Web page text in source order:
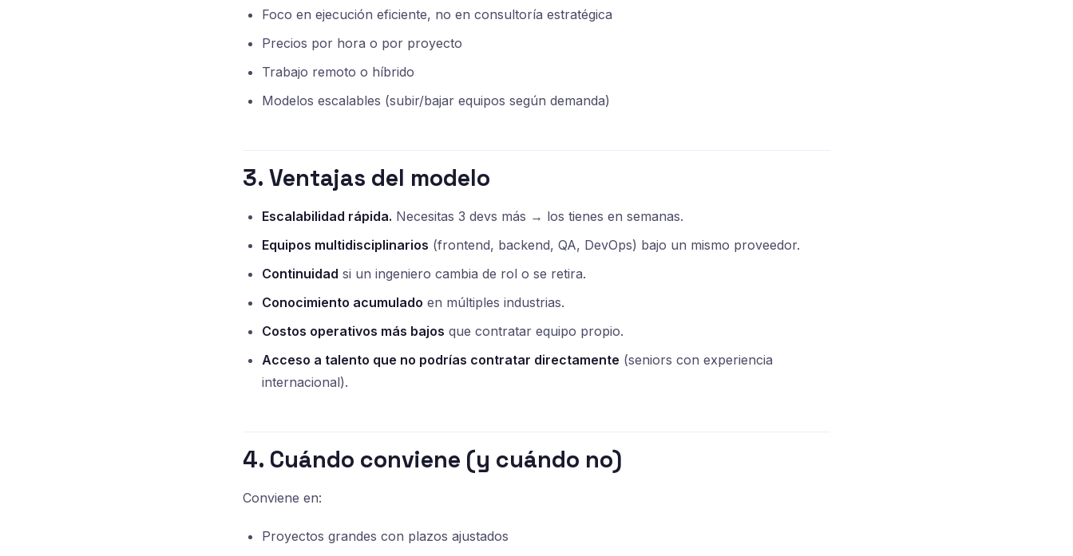
Foco en ejecución eficiente, no en consultoría estratégica
Precios por hora o por proyecto
Trabajo remoto o híbrido
Modelos escalables (subir/bajar equipos según demanda)
3. Ventajas del modelo
Escalabilidad rápida. Necesitas 3 devs más → los tienes en semanas.
Equipos multidisciplinarios (frontend, backend, QA, DevOps) bajo un mismo proveedor.
Continuidad si un ingeniero cambia de rol o se retira.
Conocimiento acumulado en múltiples industrias.
Costos operativos más bajos que contratar equipo propio.
Acceso a talento que no podrías contratar directamente (seniors con experiencia
internacional).
4. Cuándo conviene (y cuándo no)
Conviene en:
Proyectos grandes con plazos ajustados